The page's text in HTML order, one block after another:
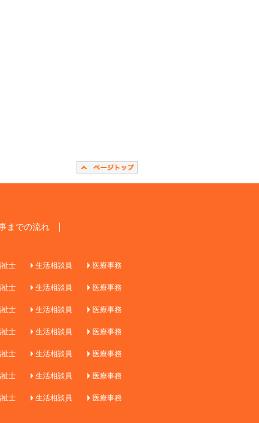
までの流れ
士 生活相談員
医療事務
士 生活相談員
医療事務
士 生活相談員
医療事務
士 生活相談員
医療事務
士 生活相談員
医療事務
士 生活相談員
医療事務
士 生活相談員
医療事務